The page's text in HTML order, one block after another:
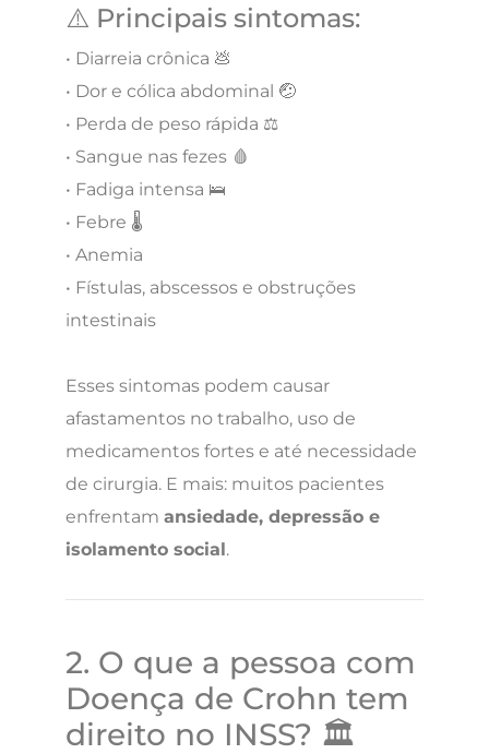
⚠️ Principais sintomas:
• Diarreia crônica 💩
• Dor e cólica abdominal 🤕
• Perda de peso rápida ⚖️
• Sangue nas fezes 🩸
• Fadiga intensa 🛌
• Febre 🌡️
• Anemia
• Fístulas, abscessos e obstruções
intestinais
Esses sintomas podem causar
afastamentos no trabalho, uso de
medicamentos fortes e até necessidade
de cirurgia. E mais: muitos pacientes
enfrentam ansiedade, depressão e
isolamento social.
2. O que a pessoa com
Doença de Crohn tem
direito no INSS? 🏛️